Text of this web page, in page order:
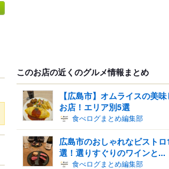
このお店の近くのグルメ情報まとめ
【広島市】オムライスの美
お店！エリア別5選
食べログまとめ編集部
広島市のおしゃれなビストロ
選！選りすぐりのワインと...
食べログまとめ編集部